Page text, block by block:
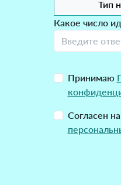
Тип
Какое число
Принимаю
Согласен на